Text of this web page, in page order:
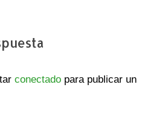
conectado para publicar un